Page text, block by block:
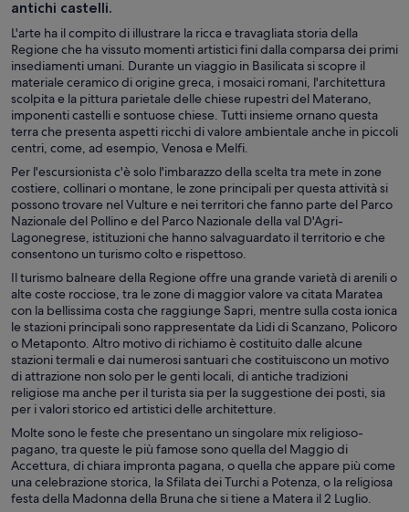
antichi castelli.
L'arte ha il compito di illustrare la ricca e travagliata storia della
Regione che ha vissuto momenti artistici fini dalla comparsa dei primi
insediamenti umani. Durante un viaggio in Basilicata si scopre il
materiale ceramico di origine greca, i mosaici romani, l'architettura
scolpita e la pittura parietale delle chiese rupestri del Materano,
imponenti castelli e sontuose chiese. Tutti insieme ornano questa
terra che presenta aspetti ricchi di valore ambientale anche in piccoli
centri, come, ad esempio, Venosa e Melfi.
Per l'escursionista c'è solo l'imbarazzo della scelta tra mete in zone
costiere, collinari o montane, le zone principali per questa attività si
possono trovare nel Vulture e nei territori che fanno parte del Parco
Nazionale del Pollino e del Parco Nazionale della val D'Agri-
Lagonegrese, istituzioni che hanno salvaguardato il territorio e che
consentono un turismo colto e rispettoso.
Il turismo balneare della Regione offre una grande varietà di arenili o
alte coste rocciose, tra le zone di maggior valore va citata Maratea
con la bellissima costa che raggiunge Sapri, mentre sulla costa ionica
le stazioni principali sono rappresentate da Lidi di Scanzano, Policoro
o Metaponto. Altro motivo di richiamo è costituito dalle alcune
stazioni termali e dai numerosi santuari che costituiscono un motivo
di attrazione non solo per le genti locali, di antiche tradizioni
religiose ma anche per il turista sia per la suggestione dei posti, sia
per i valori storico ed artistici delle architetture.
Molte sono le feste che presentano un singolare mix religioso-
pagano, tra queste le più famose sono quella del Maggio di
Accettura, di chiara impronta pagana, o quella che appare più come
una celebrazione storica, la Sfilata dei Turchi a Potenza, o la religiosa
festa della Madonna della Bruna che si tiene a Matera il 2 Luglio.